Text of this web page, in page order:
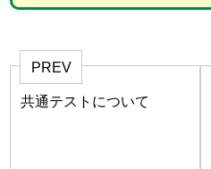
PREV
共通テストについて